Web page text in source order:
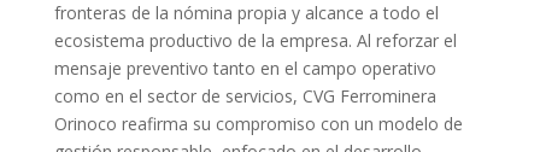
fronteras de la nómina propia y alcance a todo el
ecosistema productivo de la empresa. Al reforzar el
mensaje preventivo tanto en el campo operativo
como en el sector de servicios, CVG Ferrominera
Orinoco reafirma su compromiso con un modelo de